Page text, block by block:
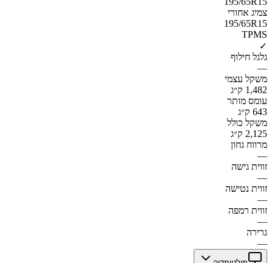
צמיג אחורי
195/65R15
TPMS
✓
גלגל חילוף
—
משקל עצמי
1,482 ק״ג
עומס מותר
643 ק״ג
משקל כולל
2,125 ק״ג
מרווח גחון
—
זווית גישה
—
זווית נטישה
—
זווית רמפה
—
גרירה
—